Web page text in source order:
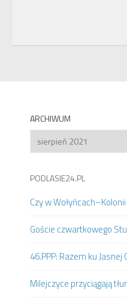
ARCHIWUM
Archiwum
PODLASIE24.PL
Czy w
Goście czwartkowego
46.PPP: Razem ku Jasnej
Milejczyce przyciągają